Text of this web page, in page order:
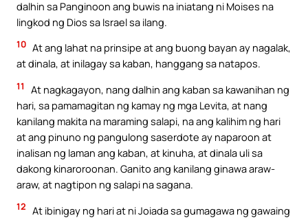
dalhin sa Panginoon ang buwis na iniatang ni Moises na
lingkod ng Dios sa Israel sa ilang.
10 At ang lahat na prinsipe at ang buong bayan ay nagalak,
at dinala, at inilagay sa kaban, hanggang sa natapos.
11
At nagkagayon, nang dalhin ang kaban sa kawanihan ng
hari, sa pamamagitan ng kamay ng mga Levita, at nang
kanilang makita na maraming salapi, na ang kalihim ng hari
at ang pinuno ng pangulong saserdote ay naparoon at
inalisan ng laman ang kaban, at kinuha, at dinala uli sa
dakong kinaroroonan. Ganito ang kanilang ginawa araw-
araw, at nagtipon ng salapi na sagana.
12 At ibinigay ng hari at ni Joiada sa gumagawa ng gawaing